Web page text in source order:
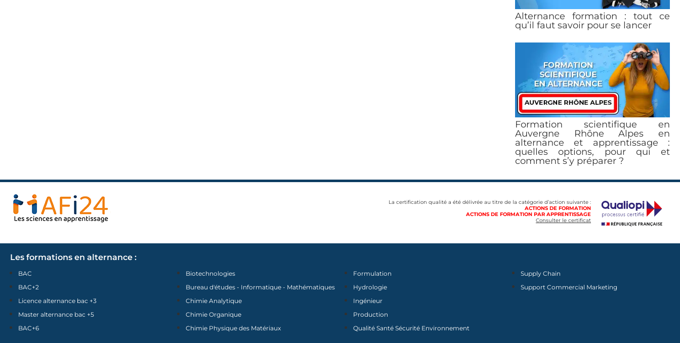
Alternance formation : tout ce
qu’il faut savoir pour se lancer
Formation scientifique en
Auvergne Rhône Alpes en
alternance et apprentissage :
quelles options, pour qui et
comment s’y préparer ?
La certification qualité a été délivrée au titre de la catégorie d’action suivante :
ACTIONS DE FORMATION
ACTIONS DE FORMATION PAR APPRENTISSAGE
Consulter le certificat
Les formations en alternance :
BAC
BAC+2
Licence alternance bac +3
Master alternance bac +5
BAC+6
Biotechnologies
Bureau d'études - Informatique - Mathématiques
Chimie Analytique
Chimie Organique
Chimie Physique des Matériaux
Formulation
Hydrologie
Ingénieur
Production
Qualité Santé Sécurité Environnement
Supply Chain
Support Commercial Marketing